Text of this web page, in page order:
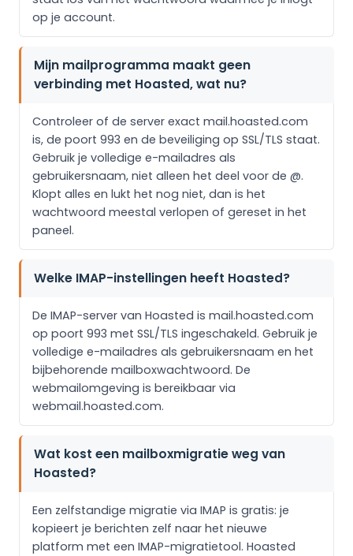
op je account.
Mijn mailprogramma maakt geen
verbinding met Hoasted, wat nu?
Controleer of de server exact mail.hoasted.com
is, de poort 993 en de beveiliging op SSL/TLS staat.
Gebruik je volledige e-mailadres als
gebruikersnaam, niet alleen het deel voor de @.
Klopt alles en lukt het nog niet, dan is het
wachtwoord meestal verlopen of gereset in het
paneel.
Welke IMAP-instellingen heeft Hoasted?
De IMAP-server van Hoasted is mail.hoasted.com
op poort 993 met SSL/TLS ingeschakeld. Gebruik je
volledige e-mailadres als gebruikersnaam en het
bijbehorende mailboxwachtwoord. De
webmailomgeving is bereikbaar via
webmail.hoasted.com.
Wat kost een mailboxmigratie weg van
Hoasted?
Een zelfstandige migratie via IMAP is gratis: je
kopieert je berichten zelf naar het nieuwe
platform met een IMAP-migratietool. Hoasted